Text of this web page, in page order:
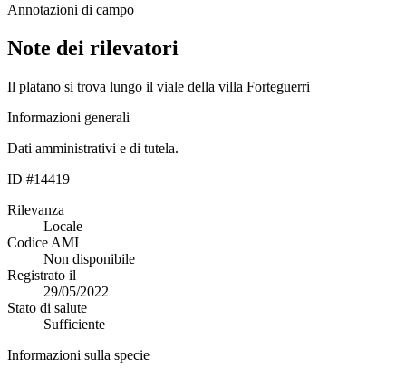
Annotazioni di campo
Note dei rilevatori
Il platano si trova lungo il viale della villa Forteguerri
Informazioni generali
Dati amministrativi e di tutela.
ID #14419
Rilevanza
Locale
Codice AMI
Non disponibile
Registrato il
29/05/2022
Stato di salute
Sufficiente
Informazioni sulla specie